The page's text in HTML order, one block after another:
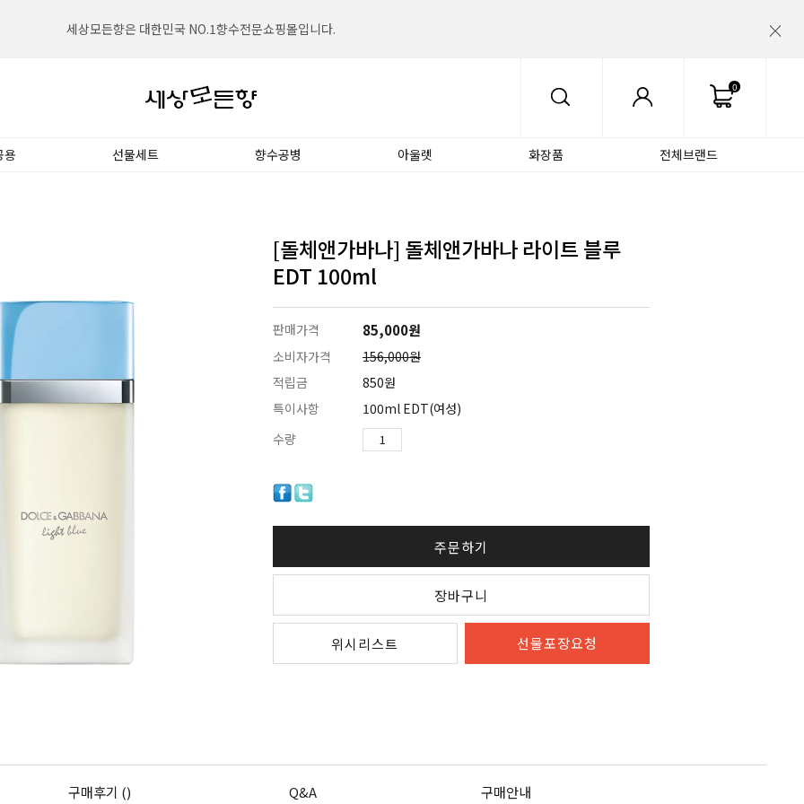
세상모든향은 대한민국 NO.1향수전문쇼핑몰입니다.
0
용 선물세트 향수공병 아울렛 화장품 전체브랜드
[돌체앤가바나] 돌체앤가바나 라이트 블루
EDT 100ml
판매가격 85,000원
소비자가격
156,000원
적립금
850원
특이사항
100ml EDT(여성)
수량
주문하기
장바구니
위시리스트 선물포장요청
구매후기 () Q&A 구매안내